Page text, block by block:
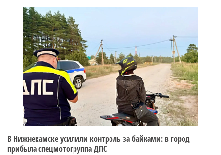
В Нижнекамске усилили контроль за байками: в город
прибыла спецмотогруппа ДПС